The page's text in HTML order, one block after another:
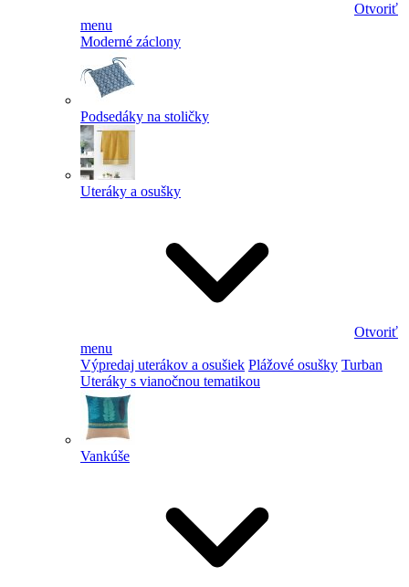
Otvoriť
menu
Moderné záclony
Podsedáky na stoličky
Uteráky a osušky
Otvoriť
menu
Výpredaj uterákov a osušiek Plážové osušky Turban
Uteráky s vianočnou tematikou
Vankúše